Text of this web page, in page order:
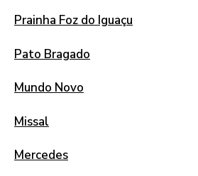
Prainha Foz do Iguaçu
Pato Bragado
Mundo Novo
Missal
Mercedes